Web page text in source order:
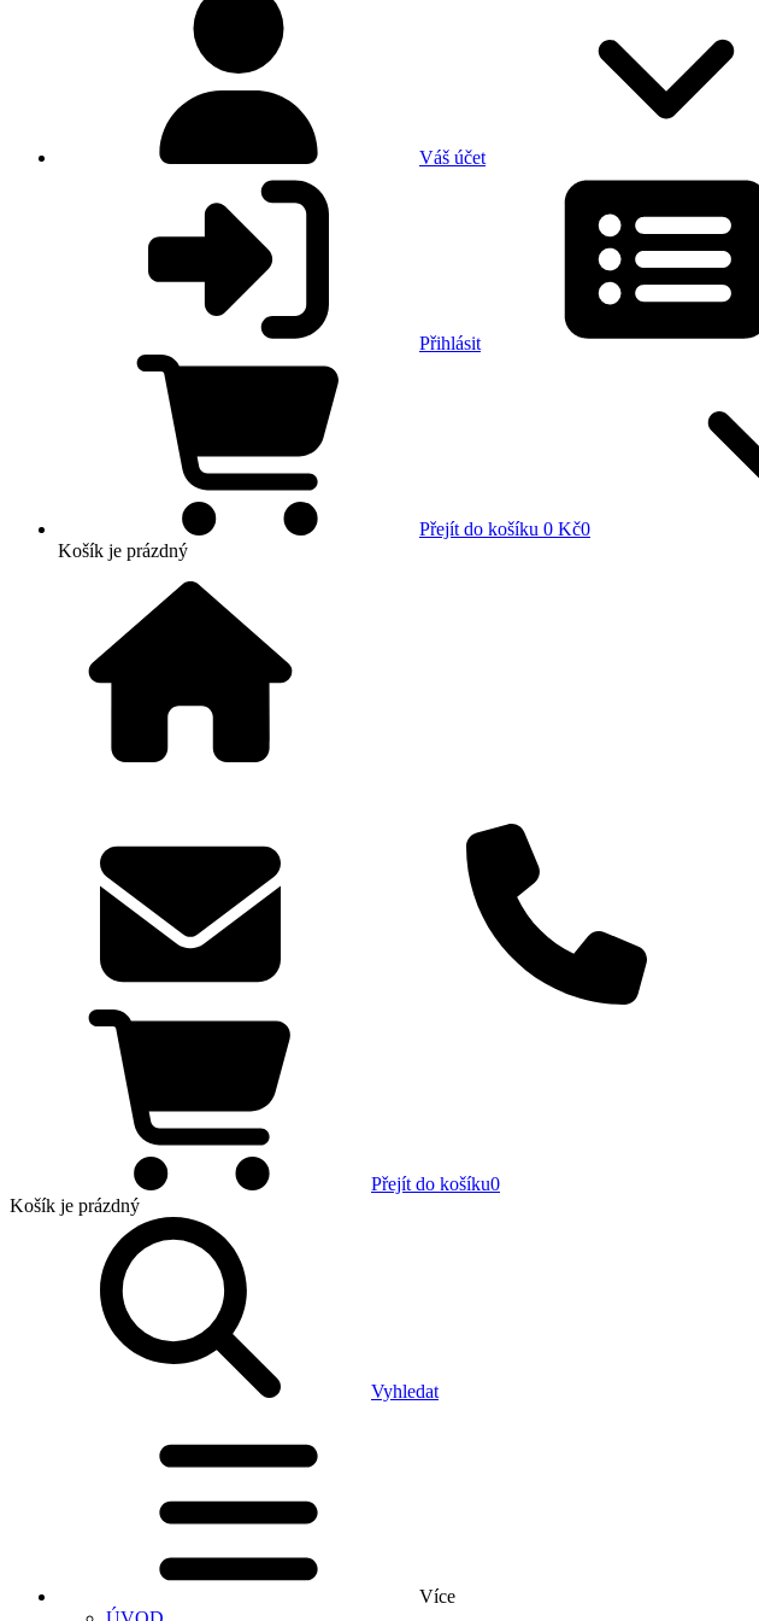
Váš účet
Přihlásit
Přejít do košíku 0 Kč0
Košík je prázdný
Přejít do košíku0
Košík je prázdný
Vyhledat
Více